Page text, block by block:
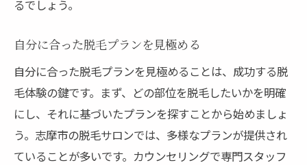
るでしょう。
自分に合った脱毛プランを見極める
自分に合った脱毛プランを見極めることは、成功する脱
毛体験の鍵です。まず、どの部位を脱毛したいかを明確
にし、それに基づいたプランを探すことから始めましょ
う。志摩市の脱毛サロンでは、多様なプランが提供され
ていることが多いです。カウンセリングで専門スタッフ